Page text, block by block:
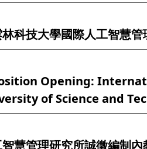
林科技大學國際人工智慧
Opening:
of Science and
慧管理研究所誠徵編制內